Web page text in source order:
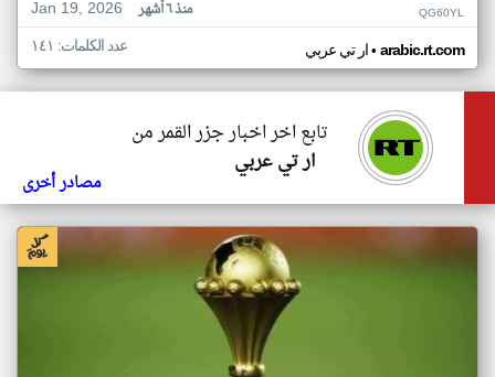
Jan 19, 2026
منذ ٦ أشهر QG60YL
ار تي عربي• arabic.rt.com عدد الكلمات: ١٤١
تابع اخر اخبار جزر القمر من
ار تي عربي
مصادر أخرى